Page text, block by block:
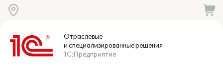
Отраслевые
и специализированныерешения
1С:Предприятие